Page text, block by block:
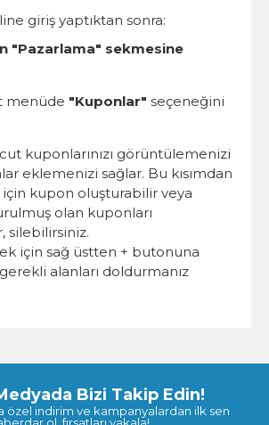
giriş yaptıktan sonra:
"Pazarlama" sekmesine
menüde "Kuponlar" seçeneğini
kuponlarınızı görüntülemenizi
eklemenizi sağlar. Bu kısımdan
kupon oluşturabilir veya
olan kuponları
silebilirsiniz.
için sağ üstten + butonuna
alanları doldurmanız
Bizi Takip Edin!
özel indirim ve kampanyalardan ilk sen